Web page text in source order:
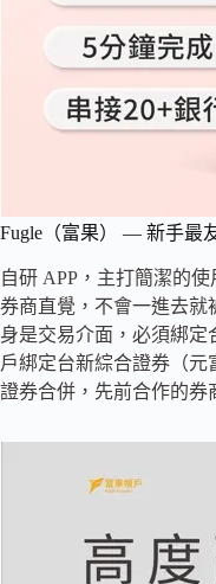
Fugle（富果） — 新手最
自研 APP，主打簡潔的
券商直覺，不會一進去就
身是交易介面，必須綁定
戶綁定台新綜合證券（元
證券合併，先前合作的券